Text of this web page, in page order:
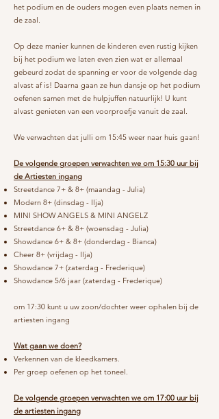
het podium en de ouders mogen even plaats nemen in
de zaal.
Op deze manier kunnen de kinderen even rustig kijken
bij het podium we laten even zien wat er allemaal
gebeurd zodat de spanning er voor de volgende dag
alvast af is! Daarna gaan ze hun dansje op het podium
oefenen samen met de hulpjuffen natuurlijk! U kunt
alvast genieten van een voorproefje vanuit de zaal.
We verwachten dat julli om 15:45 weer naar huis gaan!
De volgende groepen verwachten we om 15:30 uur bij
de Artiesten ingang
Streetdance 7+ & 8+ (maandag - Julia)
Modern 8+ (dinsdag - Ilja)​
MINI SHOW ANGELS & MINI ANGELZ
Streetdance 6+ & 8+ (woensdag - Julia)
Showdance 6+ & 8+ (donderdag - Bianca)
Cheer 8+ (vrijdag - Ilja)
Showdance 7+ (zaterdag - Frederique)
Showdance 5/6 jaar (zaterdag - Frederique)
om 17:30 kunt u uw zoon/dochter weer ophalen bij de
artiesten ingang
Wat gaan we doen?
Verkennen van de kleedkamers.
Per groep oefenen op het toneel.
De volgende groepen verwachten we om 17:00 uur bij
de artiesten ingang